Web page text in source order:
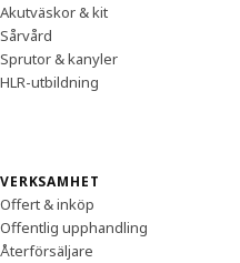
Akutväskor & kit
Sårvård
Sprutor & kanyler
HLR-utbildning
VERKSAMHET
Offert & inköp
Offentlig upphandling
Återförsäljare